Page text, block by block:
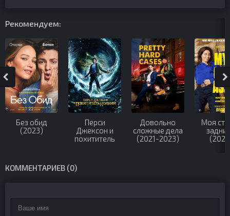
Рекомендуем:
Без обид
(2023)
Перси
Джексон и
похититель
Довольно
сложные дела
(2021-2023)
Моя
КОММЕНТАРИЕВ (0)